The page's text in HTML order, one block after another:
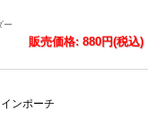
ー
販売価格: 880円(税込)
ンポーチ